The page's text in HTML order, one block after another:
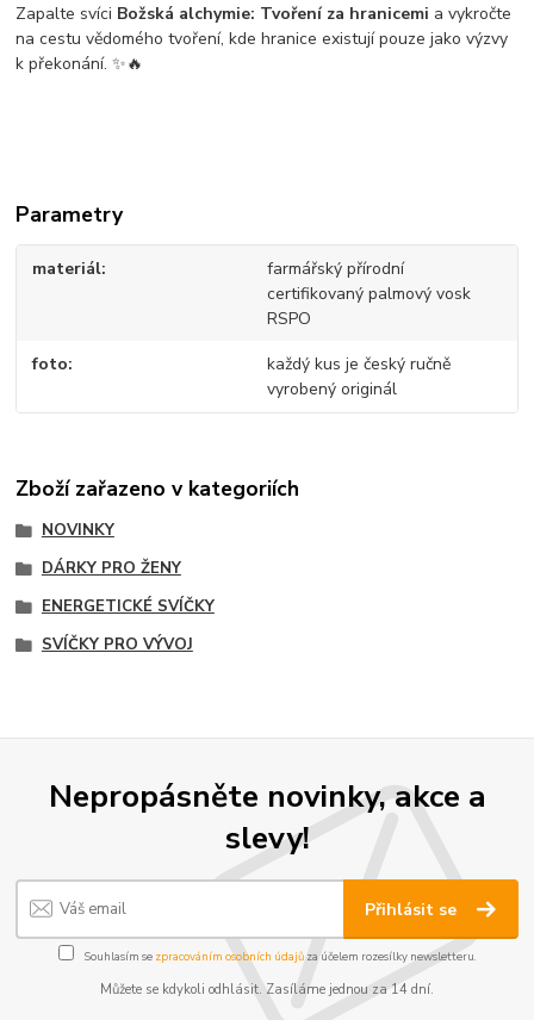
Zapalte svíci Božská alchymie: Tvoření za hranicemi a vykročte
na cestu vědomého tvoření, kde hranice existují pouze jako výzvy
k překonání. ✨🔥
Parametry
materiál
farmářský přírodní
certifikovaný palmový vosk
RSPO
foto
každý kus je český ručně
vyrobený originál
Zboží zařazeno v kategoriích
NOVINKY
DÁRKY PRO ŽENY
ENERGETICKÉ SVÍČKY
SVÍČKY PRO VÝVOJ
Nepropásněte novinky, akce a
slevy!
Přihlásit se
Souhlasím se zpracováním osobních údajůza účelem rozesílky newsletteru.
Můžete se kdykoli odhlásit. Zasíláme jednou za 14 dní.